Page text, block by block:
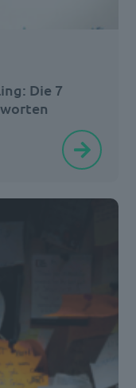
Die 7